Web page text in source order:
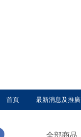
首頁 最新消息及推廣